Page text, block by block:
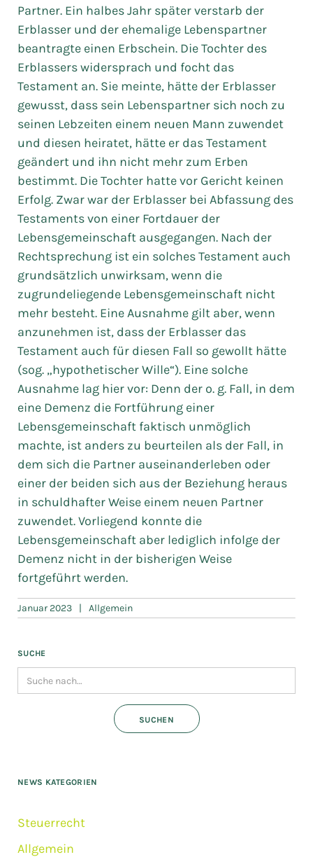
Partner. Ein halbes Jahr später verstarb der
Erblasser und der ehemalige Lebenspartner
beantragte einen Erbschein. Die Tochter des
Erblassers widersprach und focht das
Testament an. Sie meinte, hätte der Erblasser
gewusst, dass sein Lebenspartner sich noch zu
seinen Lebzeiten einem neuen Mann zuwendet
und diesen heiratet, hätte er das Testament
geändert und ihn nicht mehr zum Erben
bestimmt. Die Tochter hatte vor Gericht keinen
Erfolg. Zwar war der Erblasser bei Abfassung des
Testaments von einer Fortdauer der
Lebensgemeinschaft ausgegangen. Nach der
Rechtsprechung ist ein solches Testament auch
grundsätzlich unwirksam, wenn die
zugrundeliegende Lebensgemeinschaft nicht
mehr besteht. Eine Ausnahme gilt aber, wenn
anzunehmen ist, dass der Erblasser das
Testament auch für diesen Fall so gewollt hätte
(sog. „hypothetischer Wille“). Eine solche
Ausnahme lag hier vor: Denn der o. g. Fall, in dem
eine Demenz die Fortführung einer
Lebensgemeinschaft faktisch unmöglich
machte, ist anders zu beurteilen als der Fall, in
dem sich die Partner auseinanderleben oder
einer der beiden sich aus der Beziehung heraus
in schuldhafter Weise einem neuen Partner
zuwendet. Vorliegend konnte die
Lebensgemeinschaft aber lediglich infolge der
Demenz nicht in der bisherigen Weise
fortgeführt werden.
Januar 2023 | Allgemein
SUCHE
NEWS KATEGORIEN
Steuerrecht
Allgemein